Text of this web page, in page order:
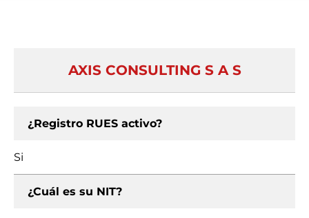
AXIS CONSULTING S A S
¿Registro RUES activo?
Si
¿Cuál es su NIT?